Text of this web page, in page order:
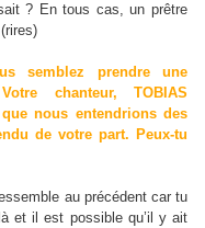
? En tous cas, un prêtre
semblez prendre une
chanteur, TOBIAS
nous entendrions des
de votre part. Peux-tu
au précédent car tu
et il est possible qu’il y ait